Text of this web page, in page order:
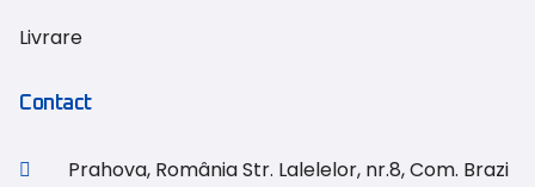
Livrare
Contact
Prahova, România Str. Lalelelor, nr.8, Com. Brazi